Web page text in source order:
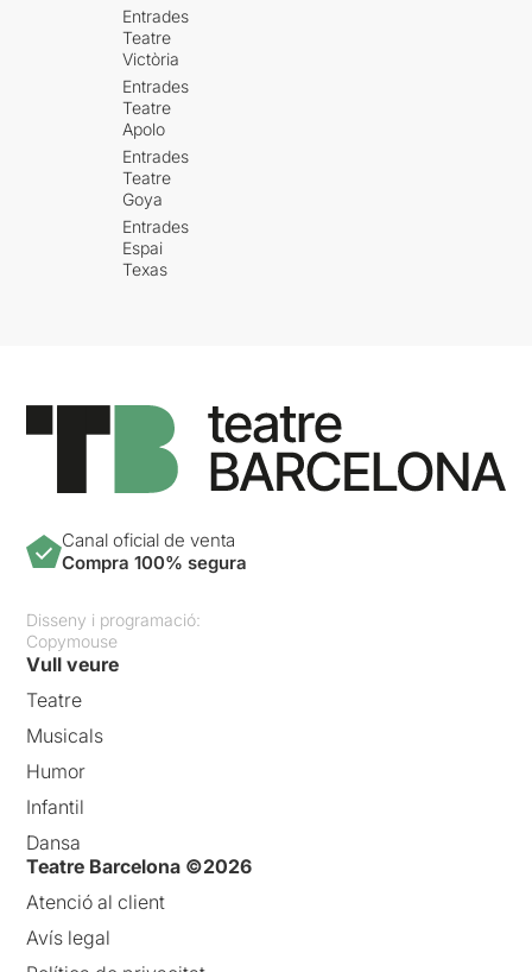
Entrades
Teatre
Victòria
Entrades
Teatre
Apolo
Entrades
Teatre
Goya
Entrades
Espai
Texas
Canal oficial de venta
Compra 100% segura
Disseny i programació:
Copymouse
Vull veure
Teatre
Musicals
Humor
Infantil
Dansa
Teatre Barcelona ©2026
Atenció al client
Avís legal